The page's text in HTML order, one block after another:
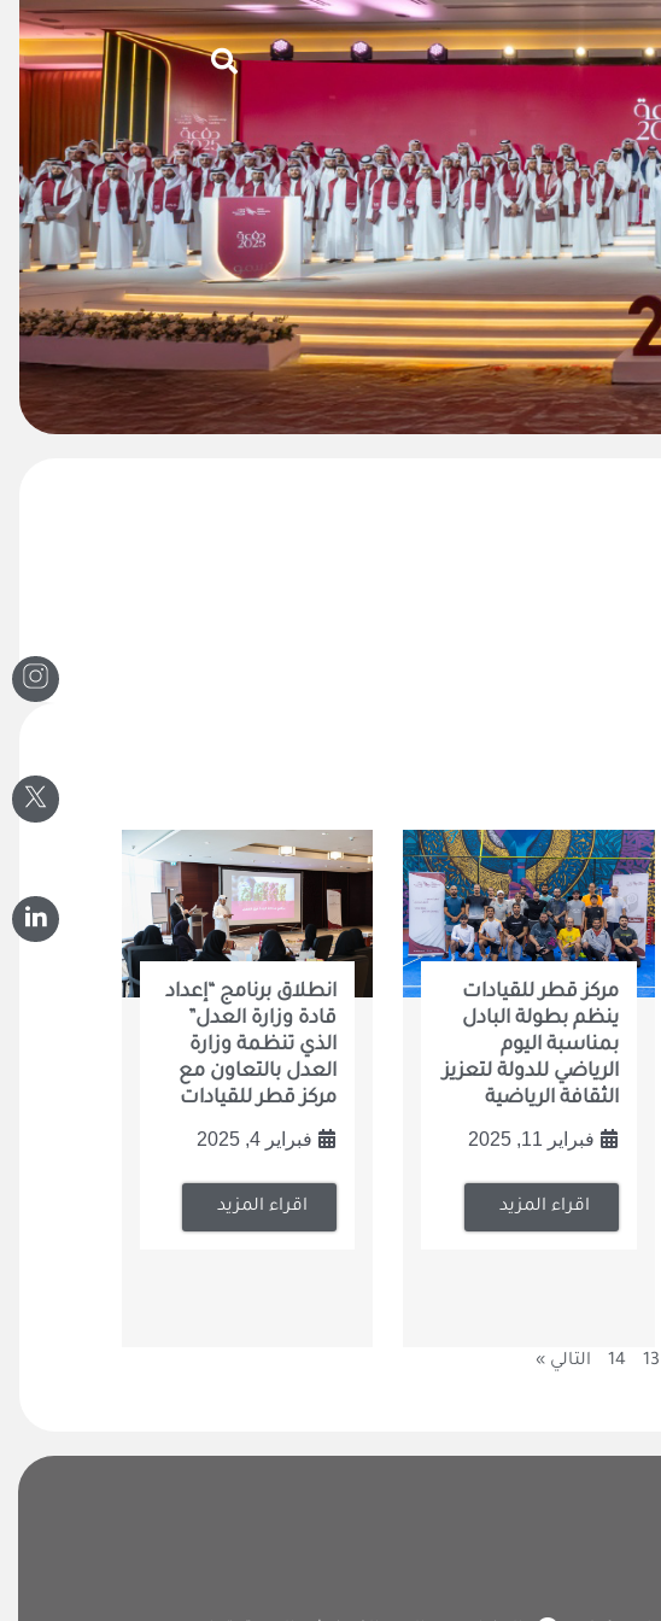
مركز قطر للقيادات
ينظم بطولة البادل
بمناسبة اليوم
الرياضي للدولة لتعزيز
الثقافة الرياضية
فبراير 11, 2025
اقراء المزيد
انطلاق برنامج “إعداد
قادة وزارة العدل”
الذي تنظمة وزارة
العدل بالتعاون مع
مركز قطر للقيادات
فبراير 4, 2025
اقراء المزيد
13
14 التالي »